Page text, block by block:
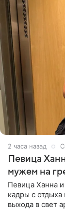
2 часа назад
Певица
мужем на
Певица Ханна
кадры с
выхода в свет